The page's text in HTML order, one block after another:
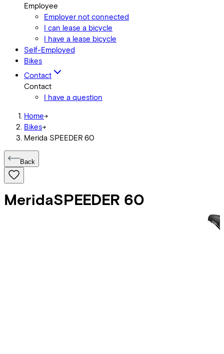
Employee
Employer not connected
I can lease a bicycle
I have a lease bicycle
Self-Employed
Bikes
Contact
Contact
I have a question
Home->
Bikes->
Merida SPEEDER 60
Back
MeridaSPEEDER 60